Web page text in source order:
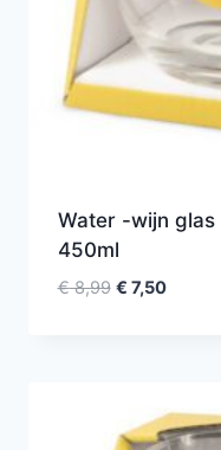
Water -wijn glas
450ml
€8,99 € 7,50